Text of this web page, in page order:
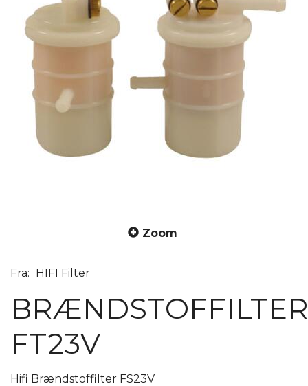
Zoom
Fra: HIFI Filter
FT23V
Hifi Brændstoffilter FS23V